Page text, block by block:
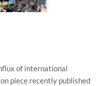
of international
piece recently published